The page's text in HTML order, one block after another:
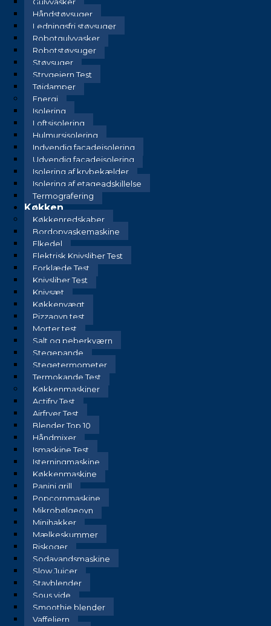
Håndstøvsuger
Ledningsfri støvsuger
Robotgulvvasker
Robotstøvsuger
Støvsuger
Strygejern Test
Tøjdamper
Energi
Isolering
Loftsisolering
Hulmursisolering
Indvendig facadeisolering
Udvendig facadeisolering
Isolering af krybekælder
Isolering af etageadskillelse
Termografering
Køkken
Køkkenredskaber
Bordopvaskemaskine
Elkedel
Elektrisk Knivsliber Test
Forklæde Test
Knivsliber Test
Knivsæt
Køkkenvægt
Pizzaovn test
Morter test
Salt og peberkværn
Stegepande
Stegetermometer
Termokande Test
Køkkenmaskiner
Actifry Test
Airfryer Test
Blender Top 10
Håndmixer
Ismaskine Test
Isterningmaskine
Køkkenmaskine
Panini grill
Popcornmaskine
Mikrobølgeovn
Minihakker
Mælkeskummer
Riskoger
Sodavandsmaskine
Slow Juicer
Stavblender
Sous vide
Smoothie blender
Vaffeljern